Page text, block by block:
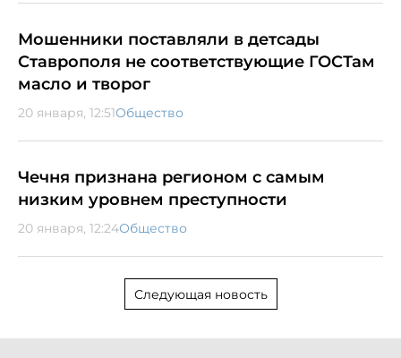
Мошенники поставляли в детсады
Ставрополя не соответствующие ГОСТам
масло и творог
20 января, 12:51Общество
Чечня признана регионом с самым
низким уровнем преступности
20 января, 12:24Общество
Следующая новость